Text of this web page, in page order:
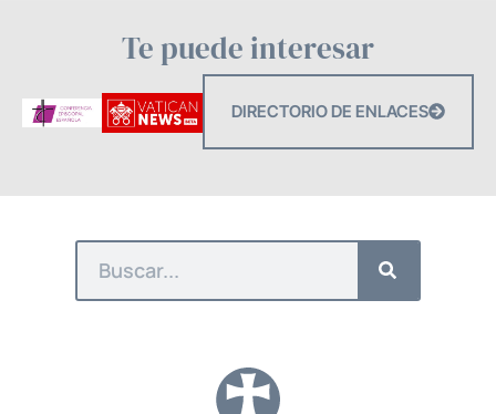
Te puede interesar
DIRECTORIO DE ENLACES